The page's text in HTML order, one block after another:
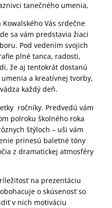
tanečného umenia,
Vás srdečne
sa vám predstavia žiaci
Pod vedením svojich
plné tanca, radosti,
že aj tentokrát dostanú
a kreatívnej tvorby,
každý deň.
ročníky. Predvedú vám
polroku školného roka
štýloch – uši vám
prinesú baletné tóny
z dramatickej atmosféry
na prezentáciu
o skúsenosť so
v nich motiváciu